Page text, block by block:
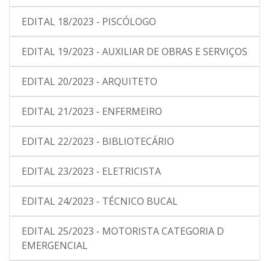
EDITAL 18/2023 - PISCÓLOGO
EDITAL 19/2023 - AUXILIAR DE OBRAS E SERVIÇOS
EDITAL 20/2023 - ARQUITETO
EDITAL 21/2023 - ENFERMEIRO
EDITAL 22/2023 - BIBLIOTECÁRIO
EDITAL 23/2023 - ELETRICISTA
EDITAL 24/2023 - TÉCNICO BUCAL
EDITAL 25/2023 - MOTORISTA CATEGORIA D
EMERGENCIAL